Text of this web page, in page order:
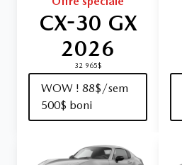
CX-30 GX
2026
32 965$
WOW ! 88$/sem
500$ boni